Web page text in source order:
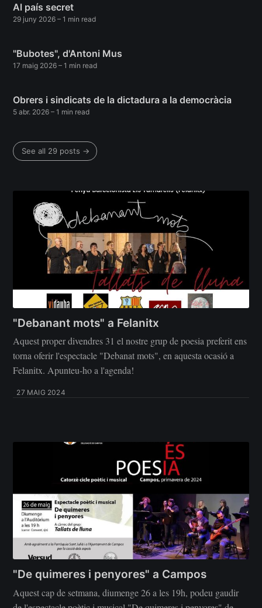
Al país secret
29 juny 2026 – 1 min read
"Bubotes", d'Antoni Mus
17 maig 2026 – 1 min read
Obrers i sindicats de la dictadura a la democràcia
5 abr. 2026 – 1 min read
See all 29 posts →
"Debanant mots" a Felanitx
Aquest proper divendres 31 el nostre grup de poesia preferit ens
torna oferir l'espectacle "Debanat mots", en aquesta ocasió a
Felanitx. Apunteu-ho a l'agenda!
27 MAIG 2024
"De quimeres i penyores" a Campos
Aquest cap de setmana, diumenge 26 a les 19h, podeu gaudir